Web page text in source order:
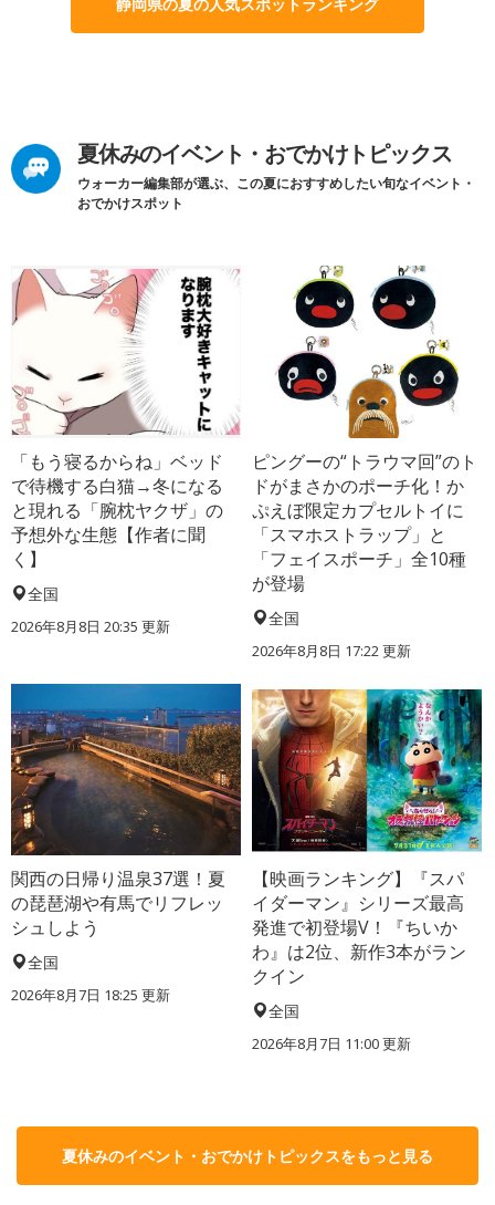
夏休みのイベント・おでかけトピックス
ウォーカー編集部が選ぶ、この夏におすすめしたい旬なイベント・
おでかけスポット
「もう寝るからね」ベッド
で待機する白猫→冬になる
と現れる「腕枕ヤクザ」の
予想外な生態【作者に聞
く】
全国
2026年8月8日 20:35 更新
ピングーの“トラウマ回”のト
ドがまさかのポーチ化！か
ぷえぼ限定カプセルトイに
「スマホストラップ」と
「フェイスポーチ」全10種
が登場
全国
2026年8月8日 17:22更新
関西の日帰り温泉37選！夏
の琵琶湖や有馬でリフレッ
シュしよう
全国
2026年8月7日 18:25 更新
【映画ランキング】『スパ
イダーマン』シリーズ最高
発進で初登場V！『ちいか
わ』は2位、新作3本がラン
クイン
全国
2026年8月7日 11:00更新
夏休みのイベント・おでかけトピックスをもっと見る